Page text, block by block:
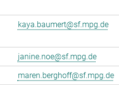
kaya.baumert@sf.mpg.de
janine.noe@sf.mpg.de
maren.berghoff@sf.mpg.de